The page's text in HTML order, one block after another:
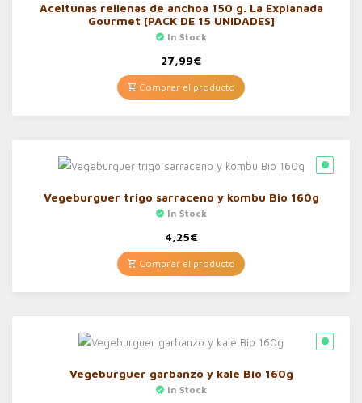
Aceitunas rellenas de anchoa 150 g. La Explanada
Gourmet [PACK DE 15 UNIDADES]
In Stock
27,99€
Comprar el producto
Vegeburguer trigo sarraceno y kombu Bio 160g
In Stock
4,25€
Comprar el producto
Vegeburguer garbanzo y kale Bio 160g
In Stock